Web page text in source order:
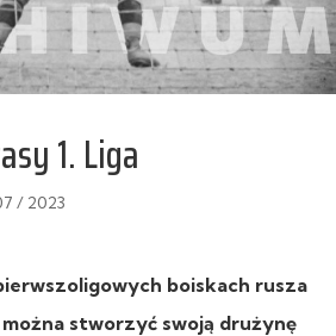
1. Liga
/ 2023
boiskach rusza
można stworzyć swoją drużynę